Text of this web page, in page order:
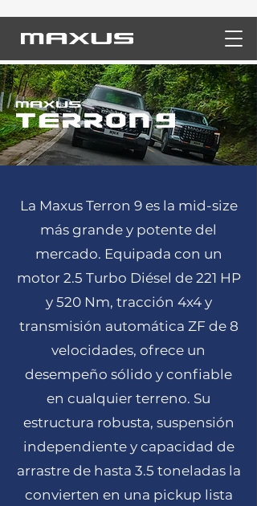
La Maxus Terron 9 es la mid-size
más grande y potente del
mercado. Equipada con un
motor 2.5 Turbo Diésel de 221 HP
y 520 Nm, tracción 4x4 y
transmisión automática ZF de 8
velocidades, ofrece un
desempeño sólido y confiable
en cualquier terreno. Su
estructura robusta, suspensión
independiente y capacidad de
arrastre de hasta 3.5 toneladas la
convierten en una pickup lista